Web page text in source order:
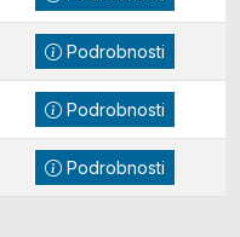
Podrobnosti
Podrobnosti
Podrobnosti